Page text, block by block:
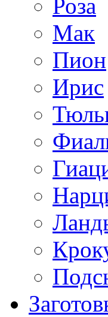
Роза
Мак
Пион
Ирис